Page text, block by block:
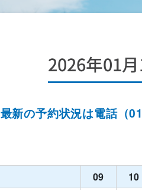
2026年01
最新の予約状況は電話（
09 10